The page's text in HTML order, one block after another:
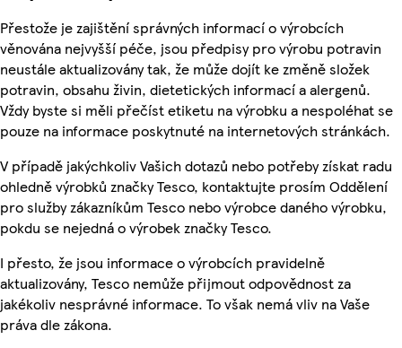
Přestože je zajištění správných informací o výrobcích
věnována nejvyšší péče, jsou předpisy pro výrobu potravin
neustále aktualizovány tak, že může dojít ke změně složek
potravin, obsahu živin, dietetických informací a alergenů.
Vždy byste si měli přečíst etiketu na výrobku a nespoléhat se
pouze na informace poskytnuté na internetových stránkách.
V případě jakýchkoliv Vašich dotazů nebo potřeby získat radu
ohledně výrobků značky Tesco, kontaktujte prosím Oddělení
pro služby zákazníkům Tesco nebo výrobce daného výrobku,
pokdu se nejedná o výrobek značky Tesco.
I přesto, že jsou informace o výrobcích pravidelně
aktualizovány, Tesco nemůže přijmout odpovědnost za
jakékoliv nesprávné informace. To však nemá vliv na Vaše
práva dle zákona.